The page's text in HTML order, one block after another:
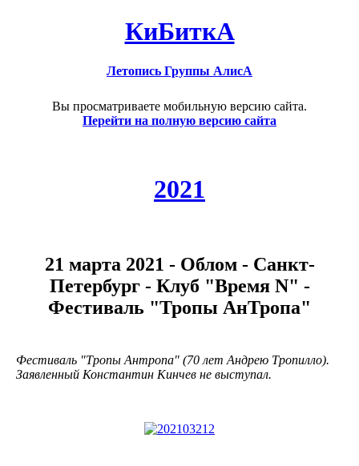
КиБиткА
Летопись Группы АлисА
Вы просматриваете мобильную версию сайта.
Перейти на полную версию сайта
2021
21 марта 2021 - Облом - Санкт-
Петербург - Клуб "Время N" -
Фестиваль "Тропы АнТропа"
Фестиваль "Тропы Антропа" (70 лет Андрею Тропилло).
Заявленный Константин Кинчев не выступал.